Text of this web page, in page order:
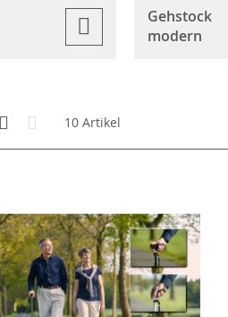
Gehstock
modern
Anzeigen
als
Kachelansicht
10 Artikel